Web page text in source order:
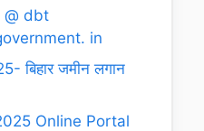
@ dbt
in
बिहार जमीन लगान
Online Portal